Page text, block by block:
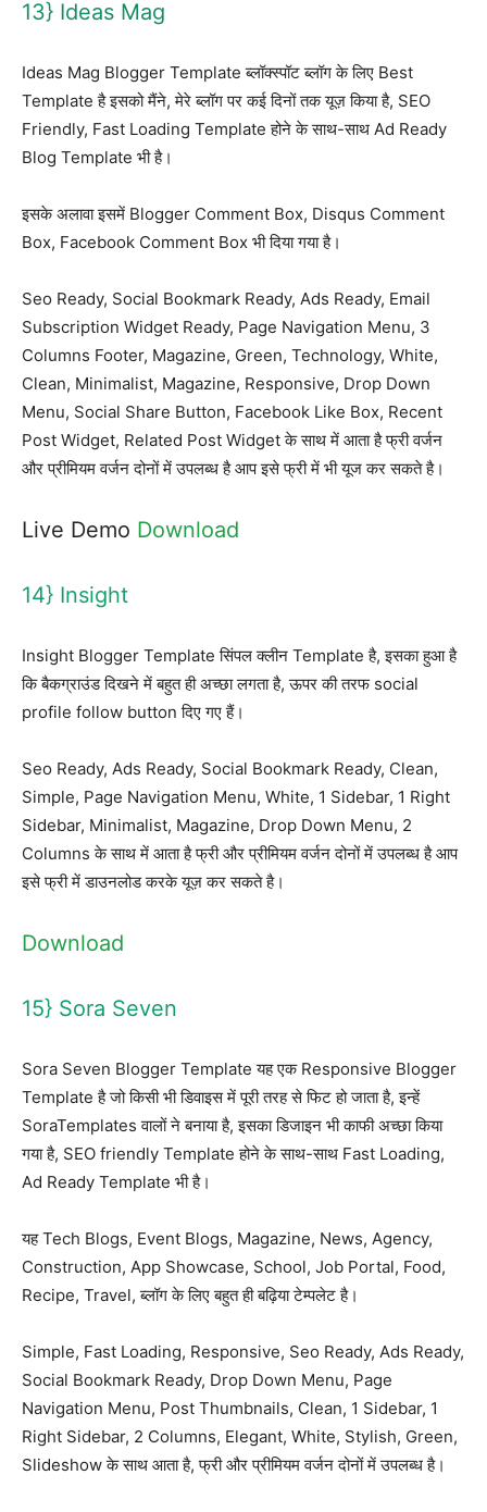
13} Ideas Mag
Ideas Mag Blogger Template ब्लॉक्स्पॉट ब्लॉग के लिए Best
Template है इसको मैंने, मेरे ब्लॉग पर कई दिनों तक यूज़ किया है, SEO
Friendly, Fast Loading Template होने के साथ-साथ Ad Ready
Blog Template भी है।
इसके अलावा इसमें Blogger Comment Box, Disqus Comment
Box, Facebook Comment Box भी दिया गया है।
Seo Ready, Social Bookmark Ready, Ads Ready, Email
Subscription Widget Ready, Page Navigation Menu, 3
Columns Footer, Magazine, Green, Technology, White,
Clean, Minimalist, Magazine, Responsive, Drop Down
Menu, Social Share Button, Facebook Like Box, Recent
Post Widget, Related Post Widget के साथ में आता है फ्री वर्जन
और प्रीमियम वर्जन दोनों में उपलब्ध है आप इसे फ्री में भी यूज कर सकते है।
Live Demo Download
14} Insight
Insight Blogger Template सिंपल क्लीन Template है, इसका हुआ है
कि बैकग्राउंड दिखने में बहुत ही अच्छा लगता है, ऊपर की तरफ social
profile follow button दिए गए हैं।
Seo Ready, Ads Ready, Social Bookmark Ready, Clean,
Simple, Page Navigation Menu, White, 1 Sidebar, 1 Right
Sidebar, Minimalist, Magazine, Drop Down Menu, 2
Columns के साथ में आता है फ्री और प्रीमियम वर्जन दोनों में उपलब्ध है आप
इसे फ्री में डाउनलोड करके यूज़ कर सकते है।
Download
15} Sora Seven
Sora Seven Blogger Template यह एक Responsive Blogger
Template है जो किसी भी डिवाइस में पूरी तरह से फिट हो जाता है, इन्हें
SoraTemplates वालों ने बनाया है, इसका डिजाइन भी काफी अच्छा किया
गया है, SEO friendly Template होने के साथ-साथ Fast Loading,
Ad Ready Template भी है।
यह Tech Blogs, Event Blogs, Magazine, News, Agency,
Construction, App Showcase, School, Job Portal, Food,
Recipe, Travel, ब्लॉग के लिए बहुत ही बढ़िया टेम्पलेट है।
Simple, Fast Loading, Responsive, Seo Ready, Ads Ready,
Social Bookmark Ready, Drop Down Menu, Page
Navigation Menu, Post Thumbnails, Clean, 1 Sidebar, 1
Right Sidebar, 2 Columns, Elegant, White, Stylish, Green,
Slideshow के साथ आता है, फ्री और प्रीमियम वर्जन दोनों में उपलब्ध है।